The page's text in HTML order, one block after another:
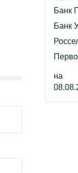
Банк
Банк
на